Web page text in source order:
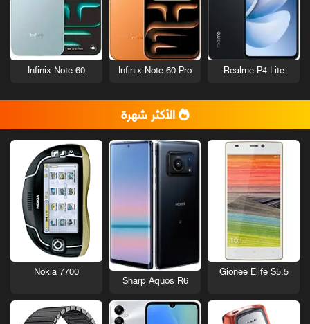
Realme P4 Lite
Infinix Note 60 Pro
Infinix Note 60
الأكثر شهرة
Gionee Elife S5.5
Sharp Aquos R6
Nokia 7700